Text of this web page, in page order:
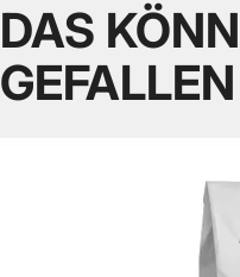
DAS
GEFALLEN